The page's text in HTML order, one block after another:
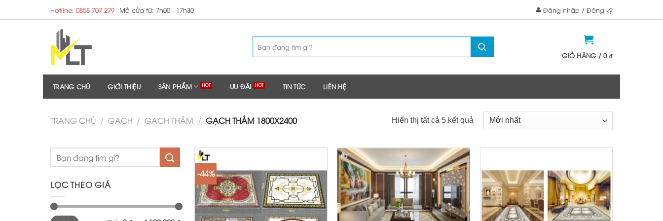
to
Hotline: 0858 707 279 Mở cửa từ: 7h00 - 17h30 Đăng nhập / Đăng ký
kiếm:
GIỎ HÀNG /0 ₫
TRANG CHỦ GIỚI THIỆU SẢN PHẨM ƯU ĐÃI TIN TỨC LIÊN HỆ
TRANG CHỦ / GẠCH / GẠCH THẢM / GẠCH THẢM 1800X2400 Hiển thị tất cả 5 kết quả
LỌC THEO GIÁ
Giá
Giá
-44%